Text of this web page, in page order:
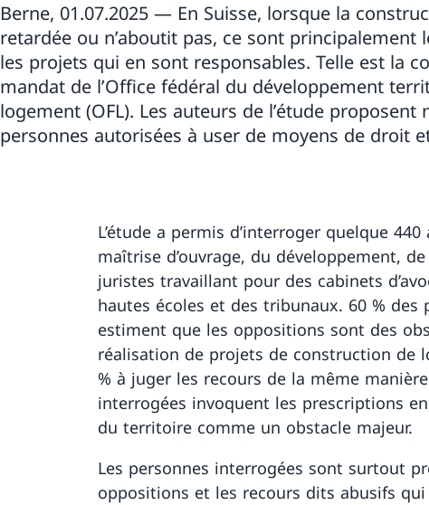
Berne, 01.07.2025 — En Suisse, lorsque la
retardée ou n’aboutit pas, ce sont
les projets qui en sont responsables. Telle est la
mandat de l’Office fédéral du développement
logement (OFL). Les auteurs de l’étude
personnes autorisées à user de moyens de droit
L’étude a permis d’interroger quelque
maîtrise d’ouvrage, du développement,
juristes travaillant pour des cabinets
hautes écoles et des tribunaux. 60 % des
estiment que les oppositions sont des
réalisation de projets de construction de
% à juger les recours de la même
interrogées invoquent les prescriptions
du territoire comme un obstacle majeur.
Les personnes interrogées sont surtout
oppositions et les recours dits abusifs